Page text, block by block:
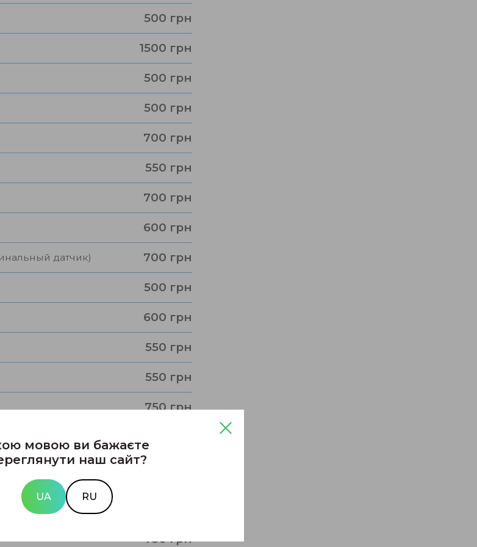
500 грн
1500 грн
500 грн
500 грн
700 грн
550 грн
700 грн
600 грн
датчик) 700 грн
500 грн
600 грн
550 грн
550 грн
750 грн
600 грн
датчик)
750 грн
мовою ви бажаєте
наш сайт?
UA RU